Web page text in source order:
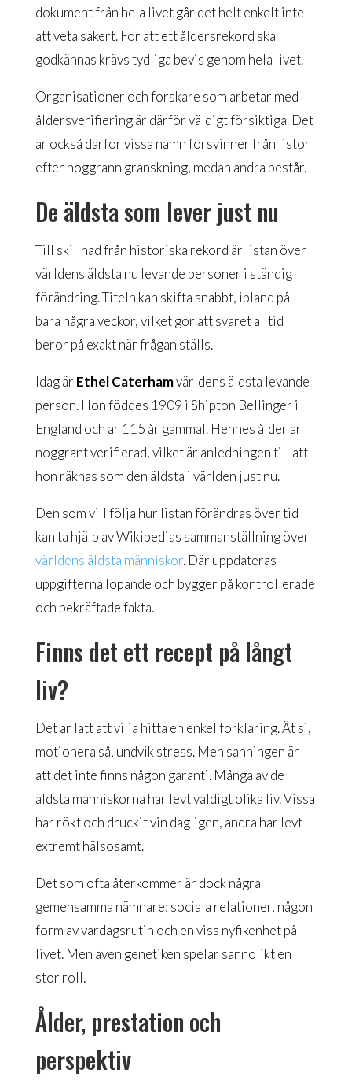
dokument från hela livet går det helt enkelt inte
att veta säkert. För att ett åldersrekord ska
godkännas krävs tydliga bevis genom hela livet.
Organisationer och forskare som arbetar med
åldersverifiering är därför väldigt försiktiga. Det
är också därför vissa namn försvinner från listor
efter noggrann granskning, medan andra består.
De äldsta som lever just nu
Till skillnad från historiska rekord är listan över
världens äldsta nu levande personer i ständig
förändring. Titeln kan skifta snabbt, ibland på
bara några veckor, vilket gör att svaret alltid
beror på exakt när frågan ställs.
Idag är Ethel Caterhamvärldens äldsta levande
person. Hon föddes 1909 i Shipton Bellinger i
England och är 115 år gammal. Hennes ålder är
noggrant verifierad, vilket är anledningen till att
hon räknas som den äldsta i världen just nu.
Den som vill följa hur listan förändras över tid
kan ta hjälp av Wikipedias sammanställning över
världens äldsta människor. Där uppdateras
uppgifterna löpande och bygger på kontrollerade
och bekräftade fakta.
Finns det ett recept på långt
liv?
Det är lätt att vilja hitta en enkel förklaring. Ät si,
motionera så, undvik stress. Men sanningen är
att det inte finns någon garanti. Många av de
äldsta människorna har levt väldigt olika liv. Vissa
har rökt och druckit vin dagligen, andra har levt
extremt hälsosamt.
Det som ofta återkommer är dock några
gemensamma nämnare: sociala relationer, någon
form av vardagsrutin och en viss nyfikenhet på
livet. Men även genetiken spelar sannolikt en
stor roll.
Ålder, prestation och
perspektiv